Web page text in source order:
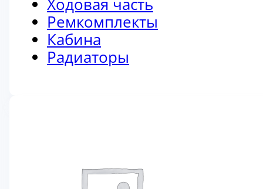
Ходовая часть
Ремкомплекты
Кабина
Радиаторы